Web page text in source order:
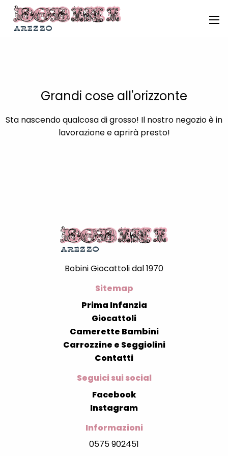
Grandi cose all'orizzonte
Sta nascendo qualcosa di grosso! Il nostro negozio è in
lavorazione e aprirà presto!
Bobini Giocattoli dal 1970
Sitemap
Prima Infanzia
Giocattoli
Camerette Bambini
Carrozzine e Seggiolini
Contatti
Seguici sui social
Facebook
Instagram
Informazioni
0575 902451